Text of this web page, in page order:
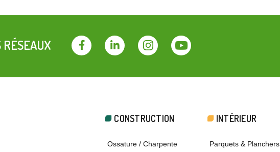
FacebookLinkedinInstagramYoutube
CONSTRUCTION
Ossature / Charpente
INTÉRIEUR
Parquets & Planchers